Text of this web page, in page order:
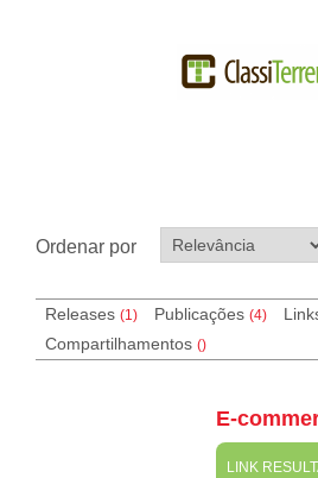
Ordenar por
Releases (1) Publicações (4)
Compartilhamentos ()
E-
LINK